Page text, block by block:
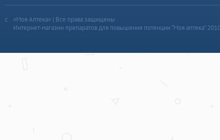
«Моя Аптека» | Все права защищены
Интернет-магазин препаратов для повышения потенции “Моя аптека”